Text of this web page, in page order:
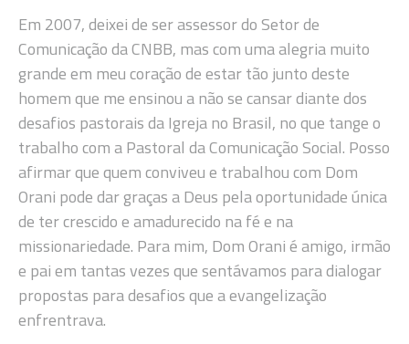
Em 2007, deixei de ser assessor do Setor de
Comunicação da CNBB, mas com uma alegria muito
grande em meu coração de estar tão junto deste
homem que me ensinou a não se cansar diante dos
desafios pastorais da Igreja no Brasil, no que tange o
trabalho com a Pastoral da Comunicação Social. Posso
afirmar que quem conviveu e trabalhou com Dom
Orani pode dar graças a Deus pela oportunidade única
de ter crescido e amadurecido na fé e na
missionariedade. Para mim, Dom Orani é amigo, irmão
e pai em tantas vezes que sentávamos para dialogar
propostas para desafios que a evangelização
enfrentrava.